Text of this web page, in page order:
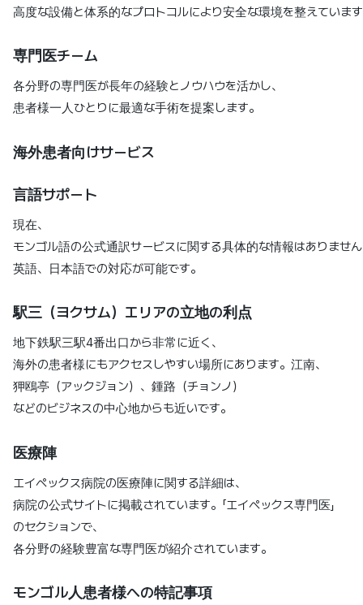
高度な設備と体系的なプロトコルにより安全な環境を整えていま
専門医チーム
各分野の専門医が長年の経験とノウハウを活かし、
患者様一人ひとりに最適な手術を提案します。
海外患者向けサービス
言語サポート
現在、
モンゴル語の公式通訳サービスに関する具体的な情報はありませ
英語、日本語での対応が可能です。
駅三（ヨクサム）エリアの立地の利点
地下鉄駅三駅4番出口から非常に近く、
海外の患者様にもアクセスしやすい場所にあります。江南、
狎鴎亭（アックジョン）、鍾路（チョンノ）
などのビジネスの中心地からも近いです。
医療陣
エイペックス病院の医療陣に関する詳細は、
病院の公式サイトに掲載されています。「エイペックス専門医」
のセクションで、
各分野の経験豊富な専門医が紹介されています。
モンゴル人患者様への特記事項